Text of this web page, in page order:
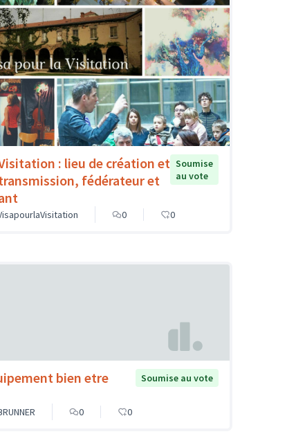
: lieu de création et
fédérateur et
Soumise
au vote
0 0
bien etre Soumise au vote
0 0